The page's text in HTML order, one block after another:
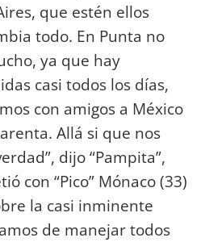
que estén ellos
todo. En Punta no
ya que hay
casi todos los días,
con amigos a México
Allá si que nos
dijo “Pampita”,
con “Pico” Mónaco (33)
la casi inminente
de manejar todos